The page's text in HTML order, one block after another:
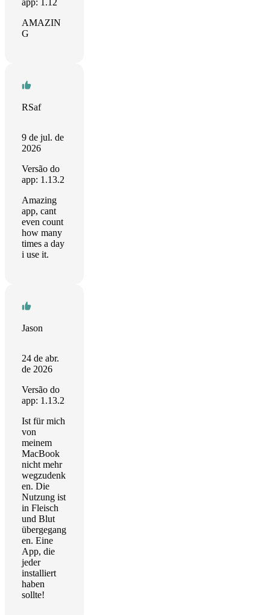
app: 1.12
AMAZIN
G
RSaf
9 de jul. de
2026
Versão do
app: 1.13.2
Amazing
app, cant
even count
how many
times a day
i use it.
Jason
24 de abr.
de 2026
Versão do
app: 1.13.2
Ist für mich
von
meinem
MacBook
nicht mehr
wegzudenk
en. Die
Nutzung ist
in Fleisch
und Blut
übergegang
en. Eine
App, die
jeder
installiert
haben
sollte!